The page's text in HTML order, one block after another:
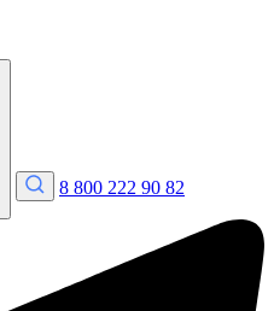
8 800 222 90 82